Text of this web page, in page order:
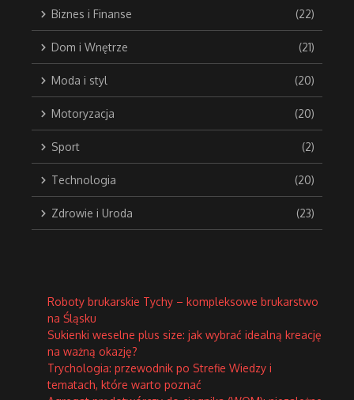
Biznes i Finanse (22)
Dom i Wnętrze (21)
Moda i styl (20)
Motoryzacja (20)
Sport (2)
Technologia (20)
Zdrowie i Uroda (23)
Roboty brukarskie Tychy – kompleksowe brukarstwo
na Śląsku
Sukienki weselne plus size: jak wybrać idealną kreację
na ważną okazję?
Trychologia: przewodnik po Strefie Wiedzy i
tematach, które warto poznać